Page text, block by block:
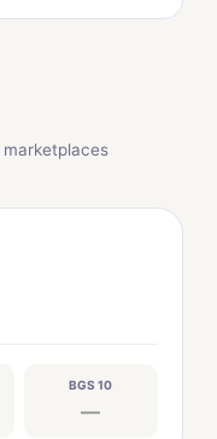
BGS 10
—